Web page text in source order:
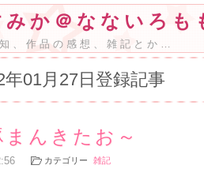
みか＠なないろも
、作品の感想、雑記とか…
年01月27日登録記事
まんきたお～
カテゴリー 雑記